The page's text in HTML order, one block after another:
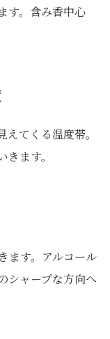
す。含み香中心
てくる温度帯。
ます。
ます。アルコール
シャープな方向へ